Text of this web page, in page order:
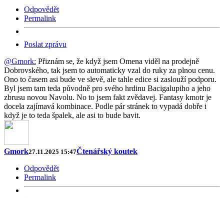
Odpovědět
Permalink
Poslat zprávu
@Gmork: Přiznám se, že když jsem Omena viděl na prodejně
Dobrovského, tak jsem to automaticky vzal do ruky za plnou cenu.
Ono to časem asi bude ve slevě, ale tahle edice si zaslouží podporu.
Byl jsem tam teda původně pro svého hrdinu Bacigalupiho a jeho
zbrusu novou Navolu. No to jsem fakt zvědavej. Fantasy kmotr je
docela zajímavá kombinace. Podle pár stránek to vypadá dobře i
když je to teda špalek, ale asi to bude bavit.
Gmork27.11.2025 15:47Čtenářský koutek
Odpovědět
Permalink